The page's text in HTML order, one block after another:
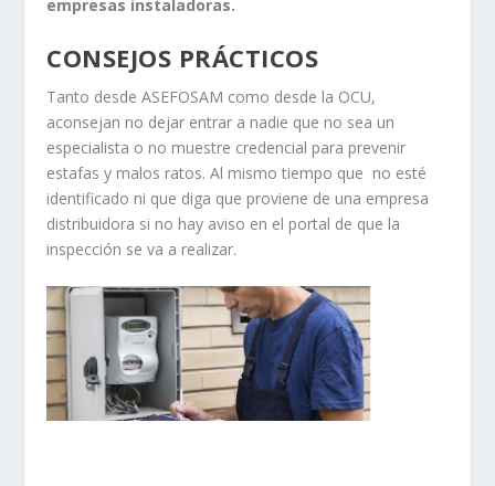
empresas instaladoras.
CONSEJOS PRÁCTICOS
Tanto desde ASEFOSAM como desde la OCU,
aconsejan no dejar entrar a nadie que no sea un
especialista o no muestre credencial para prevenir
estafas y malos ratos. Al mismo tiempo que no esté
identificado ni que diga que proviene de una empresa
distribuidora si no hay aviso en el portal de que la
inspección se va a realizar.